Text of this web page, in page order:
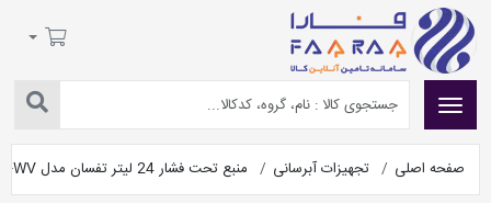
صفحه اصلی تجهیزات آبرسانی منبع تحت فشار 24 لیتر تفسان مدل TEV-WV